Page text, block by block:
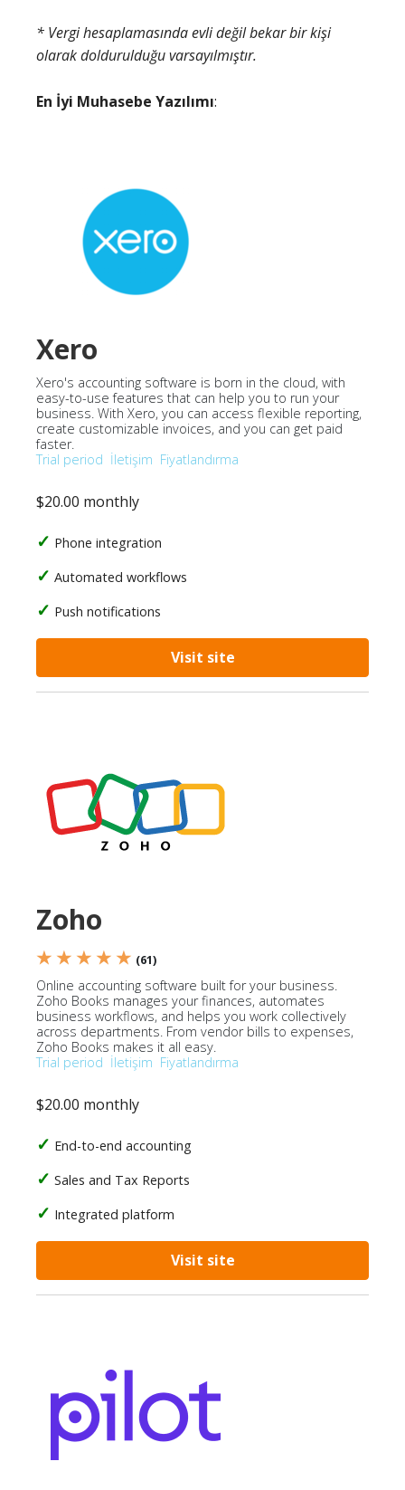
* Vergi hesaplamasında evli değil bekar bir kişi
olarak doldurulduğu varsayılmıştır.
En İyi Muhasebe Yazılımı:
Xero
Xero's accounting software is born in the cloud, with
easy-to-use features that can help you to run your
business. With Xero, you can access flexible reporting,
create customizable invoices, and you can get paid
faster.
Trial period İletişim Fiyatlandırma
$20.00 monthly
Phone integration
Automated workflows
Push notifications
Visit site
Zoho
★ ★ ★ ★ ★ (61)
Online accounting software built for your business.
Zoho Books manages your finances, automates
business workflows, and helps you work collectively
across departments. From vendor bills to expenses,
Zoho Books makes it all easy.
Trial period İletişim Fiyatlandırma
$20.00 monthly
End-to-end accounting
Sales and Tax Reports
Integrated platform
Visit site